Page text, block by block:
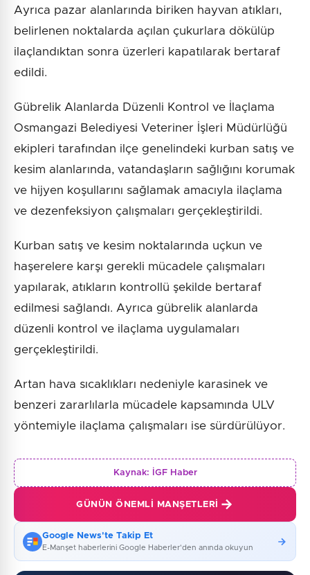
Ayrıca pazar alanlarında biriken hayvan atıkları,
belirlenen noktalarda açılan çukurlara dökülüp
ilaçlandıktan sonra üzerleri kapatılarak bertaraf
edildi.
Gübrelik Alanlarda Düzenli Kontrol ve İlaçlama
Osmangazi Belediyesi Veteriner İşleri Müdürlüğü
ekipleri tarafından ilçe genelindeki kurban satış ve
kesim alanlarında, vatandaşların sağlığını korumak
ve hijyen koşullarını sağlamak amacıyla ilaçlama
ve dezenfeksiyon çalışmaları gerçekleştirildi.
Kurban satış ve kesim noktalarında uçkun ve
haşerelere karşı gerekli mücadele çalışmaları
yapılarak, atıkların kontrollü şekilde bertaraf
edilmesi sağlandı. Ayrıca gübrelik alanlarda
düzenli kontrol ve ilaçlama uygulamaları
gerçekleştirildi.
Artan hava sıcaklıkları nedeniyle karasinek ve
benzeri zararlılarla mücadele kapsamında ULV
yöntemiyle ilaçlama çalışmaları ise sürdürülüyor.
Kaynak: İGF Haber
GÜNÜN ÖNEMLI MANŞETLERI
Google News'te Takip Et
E-Manşet haberlerini Google Haberler'den anında okuyun